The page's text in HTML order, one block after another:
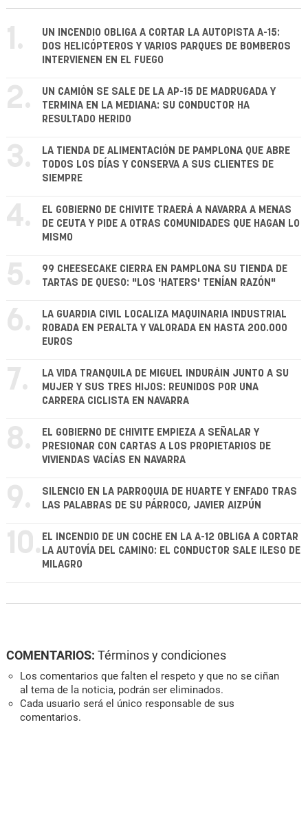
1.
UN INCENDIO OBLIGA A CORTAR LA AUTOPISTA A-15:
DOS HELICÓPTEROS Y VARIOS PARQUES DE BOMBEROS
INTERVIENEN EN EL FUEGO
2.
UN CAMIÓN SE SALE DE LA AP-15 DE MADRUGADA Y
TERMINA EN LA MEDIANA: SU CONDUCTOR HA
RESULTADO HERIDO
3.
LA TIENDA DE ALIMENTACIÓN DE PAMPLONA QUE ABRE
TODOS LOS DÍAS Y CONSERVA A SUS CLIENTES DE
SIEMPRE
4.
EL GOBIERNO DE CHIVITE TRAERÁ A NAVARRA A MENAS
DE CEUTA Y PIDE A OTRAS COMUNIDADES QUE HAGAN LO
MISMO
5.
99 CHEESECAKE CIERRA EN PAMPLONA SU TIENDA DE
TARTAS DE QUESO: "LOS 'HATERS' TENÍAN RAZÓN"
6.
LA GUARDIA CIVIL LOCALIZA MAQUINARIA INDUSTRIAL
ROBADA EN PERALTA Y VALORADA EN HASTA 200.000
EUROS
7.
LA VIDA TRANQUILA DE MIGUEL INDURÁIN JUNTO A SU
MUJER Y SUS TRES HIJOS: REUNIDOS POR UNA
CARRERA CICLISTA EN NAVARRA
8.
EL GOBIERNO DE CHIVITE EMPIEZA A SEÑALAR Y
PRESIONAR CON CARTAS A LOS PROPIETARIOS DE
VIVIENDAS VACÍAS EN NAVARRA
9.
SILENCIO EN LA PARROQUIA DE HUARTE Y ENFADO TRAS
LAS PALABRAS DE SU PÁRROCO, JAVIER AIZPÚN
10. EL INCENDIO DE UN COCHE EN LA A-12 OBLIGA A CORTAR
LA AUTOVÍA DEL CAMINO: EL CONDUCTOR SALE ILESO DE
MILAGRO
COMENTARIOS: Términos y condiciones
Los comentarios que falten el respeto y que no se ciñan
al tema de la noticia, podrán ser eliminados.
Cada usuario será el único responsable de sus
comentarios.